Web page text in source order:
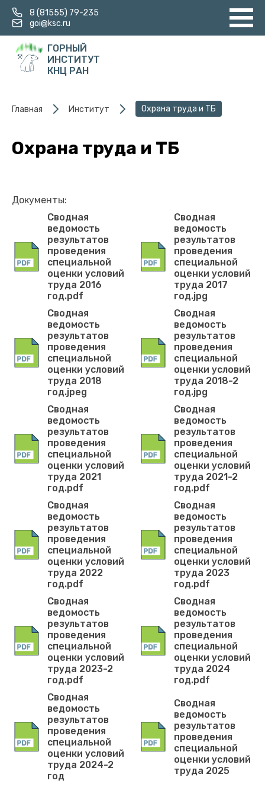
8 (81555) 79-235
goi@ksc.ru
ГОРНЫЙ
ИНСТИТУТ
КНЦ РАН
Главная Институт Охрана труда и ТБ
Охрана труда и ТБ
Документы:
Сводная
ведомость
результатов
проведения
специальной
оценки условий
труда 2016
год.pdf
Сводная
ведомость
результатов
проведения
специальной
оценки условий
труда 2017
год.jpg
Сводная
ведомость
результатов
проведения
специальной
оценки условий
труда 2018
год.jpeg
Сводная
ведомость
результатов
проведения
специальной
оценки условий
труда 2018-2
год.jpg
Сводная
ведомость
результатов
проведения
специальной
оценки условий
труда 2021
год.pdf
Сводная
ведомость
результатов
проведения
специальной
оценки условий
труда 2021-2
год.pdf
Сводная
ведомость
результатов
проведения
специальной
оценки условий
труда 2022
год.pdf
Сводная
ведомость
результатов
проведения
специальной
оценки условий
труда 2023
год.pdf
Сводная
ведомость
результатов
проведения
специальной
оценки условий
труда 2023-2
год.pdf
Сводная
ведомость
результатов
проведения
специальной
оценки условий
труда 2024
год.pdf
Сводная
ведомость
результатов
проведения
специальной
оценки условий
труда 2024-2
год
Сводная
ведомость
результатов
проведения
специальной
оценки условий
труда 2025